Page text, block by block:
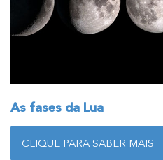
As fases da Lua
CLIQUE PARA SABER MAIS